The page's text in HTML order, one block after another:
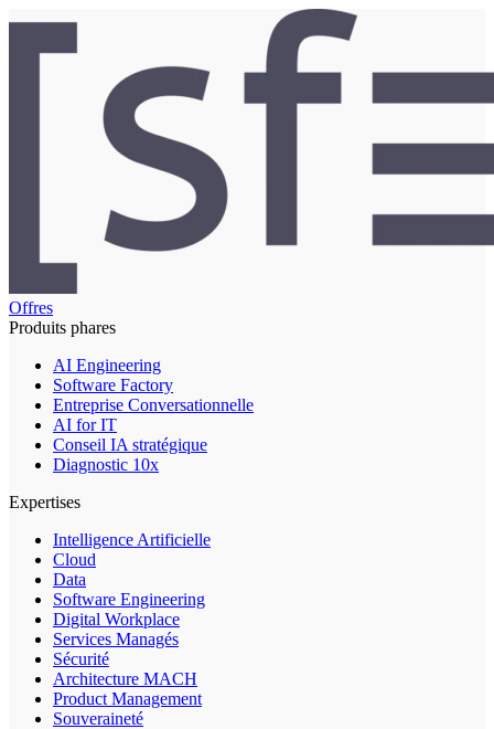
Offres
Produits phares
AI Engineering
Software Factory
Entreprise Conversationnelle
AI for IT
Conseil IA stratégique
Diagnostic 10x
Expertises
Intelligence Artificielle
Cloud
Data
Software Engineering
Digital Workplace
Services Managés
Sécurité
Architecture MACH
Product Management
Souveraineté